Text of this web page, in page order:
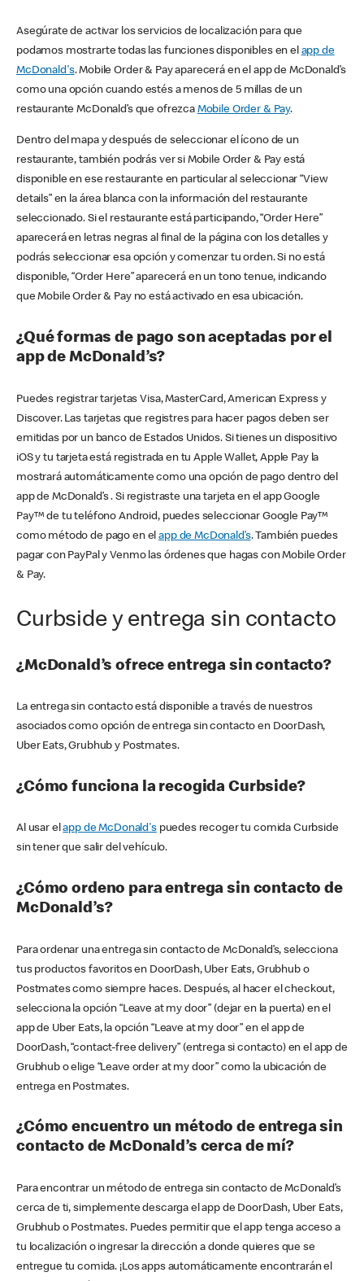
Asegúrate de activar los servicios de localización para que
podamos mostrarte todas las funciones disponibles en el app de
McDonald's. Mobile Order & Pay aparecerá en el app de McDonald’s
como una opción cuando estés a menos de 5 millas de un
restaurante McDonald’s que ofrezca Mobile Order & Pay.
Dentro del mapa y después de seleccionar el ícono de un
restaurante, también podrás ver si Mobile Order & Pay está
disponible en ese restaurante en particular al seleccionar “View
details” en la área blanca con la información del restaurante
seleccionado. Si el restaurante está participando, “Order Here”
aparecerá en letras negras al final de la página con los detalles y
podrás seleccionar esa opción y comenzar tu orden. Si no está
disponible, “Order Here” aparecerá en un tono tenue, indicando
que Mobile Order & Pay no está activado en esa ubicación.
¿Qué formas de pago son aceptadas por el
app de McDonald’s?
Puedes registrar tarjetas Visa, MasterCard, American Express y
Discover. Las tarjetas que registres para hacer pagos deben ser
emitidas por un banco de Estados Unidos. Si tienes un dispositivo
iOS y tu tarjeta está registrada en tu Apple Wallet, Apple Pay la
mostrará automáticamente como una opción de pago dentro del
app de McDonald’s . Si registraste una tarjeta en el app Google
Pay™ de tu teléfono Android, puedes seleccionar Google Pay™
como método de pago en elapp de McDonald’s. También puedes
pagar con PayPal y Venmo las órdenes que hagas con Mobile Order
& Pay.
Curbside y entrega sin contacto
¿McDonald’s ofrece entrega sin contacto?
La entrega sin contacto está disponible a través de nuestros
asociados como opción de entrega sin contacto en DoorDash,
Uber Eats, Grubhub y Postmates.
¿Cómo funciona la recogida Curbside?
Al usar elapp de McDonald'spuedes recoger tu comida Curbside
sin tener que salir del vehículo.
¿Cómo ordeno para entrega sin contacto de
McDonald’s?
Para ordenar una entrega sin contacto de McDonald’s, selecciona
tus productos favoritos en DoorDash, Uber Eats, Grubhub o
Postmates como siempre haces. Después, al hacer el checkout,
selecciona la opción “Leave at my door” (dejar en la puerta) en el
app de Uber Eats, la opción “Leave at my door” en el app de
DoorDash, “contact-free delivery” (entrega si contacto) en el app de
Grubhub o elige “Leave order at my door” como la ubicación de
entrega en Postmates.
¿Cómo encuentro un método de entrega sin
contacto de McDonald’s cerca de mí?
Para encontrar un método de entrega sin contacto de McDonald’s
cerca de ti, simplemente descarga el app de DoorDash, Uber Eats,
Grubhub o Postmates. Puedes permitir que el app tenga acceso a
tu localización o ingresar la dirección a donde quieres que se
entregue tu comida. ¡Los apps automáticamente encontrarán el